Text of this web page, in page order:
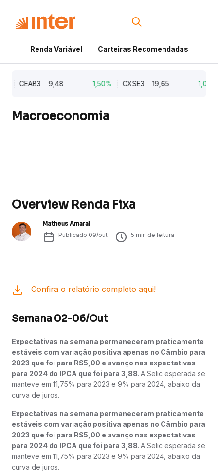
Renda Variável Carteiras Recomendadas
CEAB3 9,48 1,50% CXSE3 19,65 1,03%
Macroeconomia
Overview Renda Fixa
Matheus Amaral
Publicado 09/out 5 min de leitura
Confira o relatório completo aqui!
Semana 02-06/Out
Expectativas na semana permaneceram praticamente
estáveis com variação positiva apenas no Câmbio para
2023 que foi para R$5,00 e avanço nas expectativas
para 2024 do IPCA que foi para 3,88. A Selic esperada se
manteve em 11,75% para 2023 e 9% para 2024, abaixo da
curva de juros.
Expectativas na semana permaneceram praticamente
estáveis com variação positiva apenas no Câmbio para
2023 que foi para R$5,00 e avanço nas expectativas
para 2024 do IPCA que foi para 3,88. A Selic esperada se
manteve em 11,75% para 2023 e 9% para 2024, abaixo da
curva de juros.